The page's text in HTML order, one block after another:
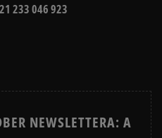
233 046 923
NEWSLETTERA: A